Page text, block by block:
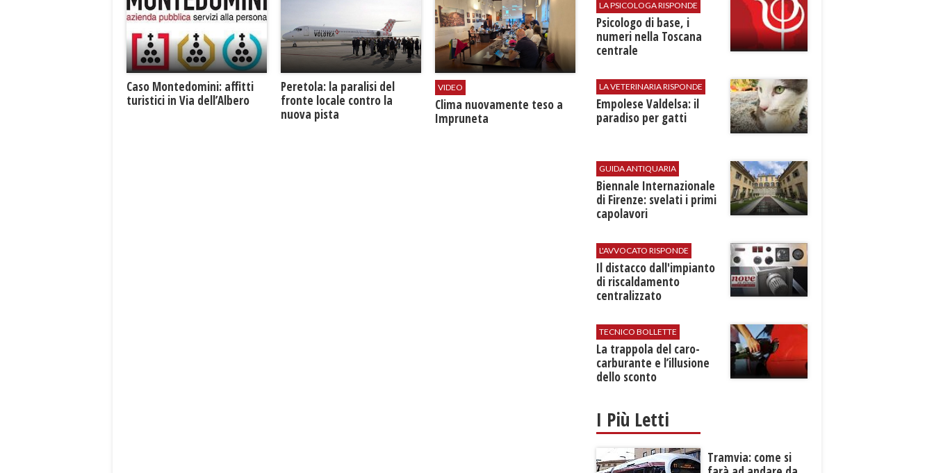
Caso Montedomini: affitti
turistici in Via dell’Albero
Peretola: la paralisi del
fronte locale contro la
nuova pista
VIDEO
​Clima nuovamente teso a
Impruneta
LA PSICOLOGA RISPONDE
Psicologo di base, i
numeri nella Toscana
centrale
LA VETERINARIA RISPONDE
Empolese Valdelsa: il
paradiso per gatti
GUIDA ANTIQUARIA
Biennale Internazionale
di Firenze: svelati i primi
capolavori
L'AVVOCATO RISPONDE
Il distacco dall'impianto
di riscaldamento
centralizzato
TECNICO BOLLETTE
​La trappola del caro-
carburante e l’illusione
dello sconto
I Più Letti
Tramvia: come si